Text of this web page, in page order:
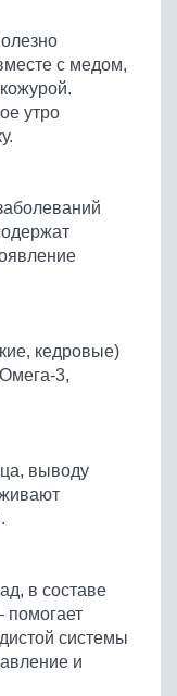
с медом,
утро
кедровые)
3,
выводу
в составе
помогает
системы
и